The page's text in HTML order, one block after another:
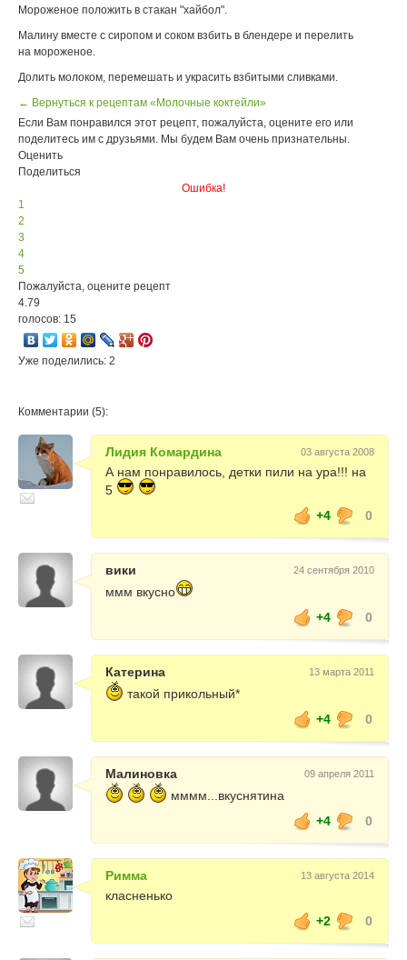
Мороженое положить в стакан "хайбол".
Малину вместе с сиропом и соком взбить в блендере и перелить
на мороженое.
Долить молоком, перемешать и украсить взбитыми сливками.
← Вернуться к рецептам «Молочные коктейли»
Если Вам понравился этот рецепт, пожалуйста, оцените его или
поделитесь им с друзьями. Мы будем Вам очень признательны.
Оценить
Поделиться
Ошибка!
1
2
3
4
5
Пожалуйста, оцените рецепт
4.79
голосов: 15
Уже поделились: 2
Комментарии (5):
Лидия Комардина 03 августа 2008
А нам понравилось, детки пили на ура!!! на
5
+4
0
вики 24 сентября 2010
ммм вкусно
+4
0
Катерина 13 марта 2011
такой прикольный*
+4
0
Малиновка 09 апреля 2011
мммм...вкуснятина
+4
0
Римма 13 августа 2014
класненько
+2
0